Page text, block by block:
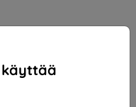
käyttää